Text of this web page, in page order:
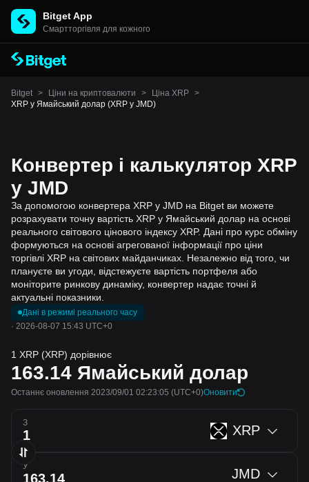
Bitget App
Cмартторгівля для кожного
Bitget > Ціни на криптовалюти > Ціна XRP >
XRP у Ямайський долар (XRP у JMD)
Конвертер і калькулятор XRP
у JMD
За допомогою конвертера XRP у JMD на Bitget ви можете
розрахувати точну вартість XRP у Ямайський долар на основі
реального світового цінового індексу XRP. Дані про курс обміну
формуються на основі агрегованої інформації про ціни
торгівлі XRP на світових майданчиках. Незалежно від того, чи
плануєте ви угоди, відстежуєте вартість портфеля або
моніторите ринкову динаміку, конвертер надає точні й
актуальні показники.
Дані в режимі реального часу
· 2026-08-07 15:43 UTC+0
1 XRP (XRP) дорівнює
163.14 Ямайський долар
Останнє оновлення 2023/09/01 02:23:05 (UTC+0)Оновити
З XRP
У JMD